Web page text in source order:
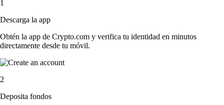
1
Descarga la app
Obtén la app de Crypto.com y verifica tu identidad en minutos
directamente desde tu móvil.
2
Deposita fondos